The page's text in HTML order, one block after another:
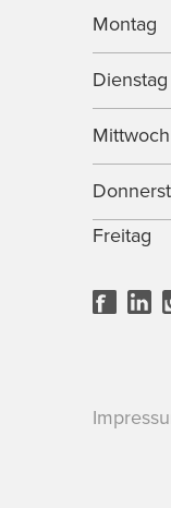
Montag
Dienstag
Mittwoch
Freitag